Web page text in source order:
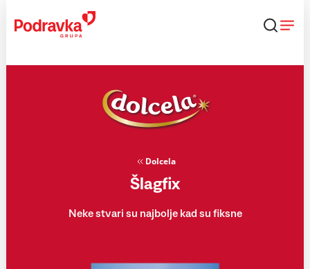
content
Dolcela
Šlagfix
Neke stvari su najbolje kad su fiksne